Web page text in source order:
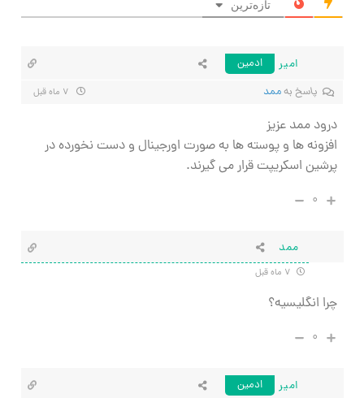
تازه‌ترین
امیر
ادمین
پاسخ بهممد
درود ممد عزیز
افزونه ها و پوسته ها به صورت اورجینال و دست نخورده در
پرشین اسکریپت قرار می گیرند.
۰
ممد
چرا انگلیسیه؟
۰
امیر
ادمین